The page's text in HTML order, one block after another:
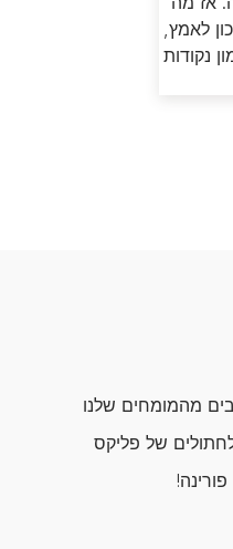
לאמץ,
נקודות
מהמומחים שלנו
של פליקס